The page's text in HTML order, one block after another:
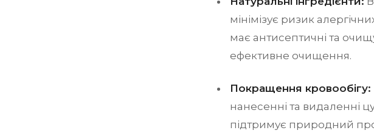
мінімізує ризик
має антисептичні та
ефективне очищення.
Покращення кровообігу:
нанесенні та видаленні
підтримує природний